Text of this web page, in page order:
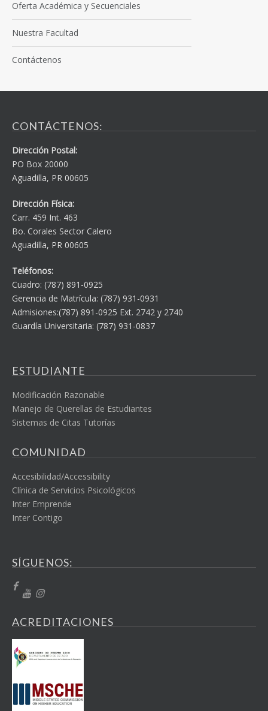
Oferta Académica y Secuenciales
Nuestra Facultad
Contáctenos
CONTÁCTENOS:
Dirección Postal:
PO Box 20000
Aguadilla, PR 00605
Dirección Física:
Carr. 459 Int. 463
Bo. Corales Sector Calero
Aguadilla, PR 00605
Teléfonos:
Cuadro: (787) 891-0925
Gerencia de Matrícula: (787) 931-0931
Admisiones:(787) 891-0925 Ext. 2742 y 2740
Guardía Universitaria: (787) 931-0837
ESTUDIANTE
Modificación Razonable
Manejo de Querellas de Estudiantes
Sistemas de Citas Tutorías
COMUNIDAD
Accesibilidad/Accessibility
Clínica de Servicios Psicológicos
Inter Emprende
Inter Contigo
SÍGUENOS:
ACREDITACIONES